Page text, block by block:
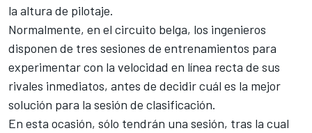
la altura de pilotaje.
Normalmente, en el circuito belga, los ingenieros
disponen de tres sesiones de entrenamientos para
experimentar con la velocidad en línea recta de sus
rivales inmediatos, antes de decidir cuál es la mejor
solución para la sesión de clasificación.
En esta ocasión, sólo tendrán una sesión, tras la cual